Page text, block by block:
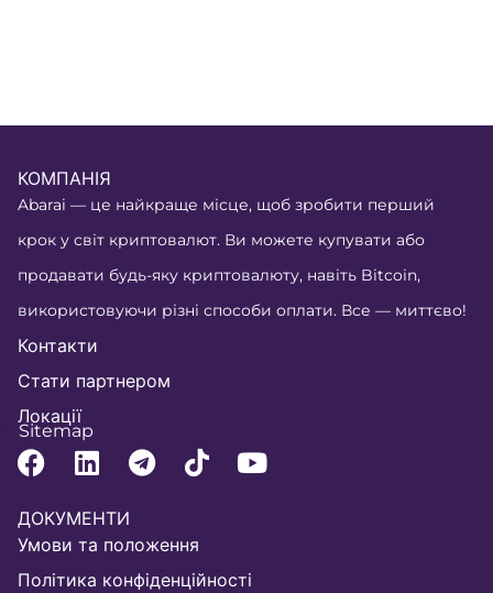
КОМПАНІЯ
Abarai — це найкраще місце, щоб зробити перший
крок у світ криптовалют. Ви можете купувати або
продавати будь-яку криптовалюту, навіть Bitcoin,
використовуючи різні способи оплати. Все — миттєво!
Контакти
Стати партнером
Локації
Sitemap
ДОКУМЕНТИ
Умови та положення
Політика конфіденційності